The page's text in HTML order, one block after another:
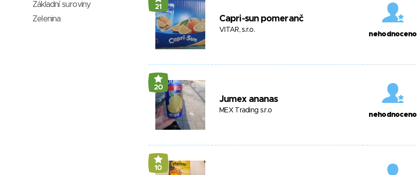
21
Capri-sun pomeranč
VITAR, s.r.o.
nehodnoceno
20
Jumex ananas
MEX Trading s.r.o
nehodnoceno
10
Základní suroviny
Zelenina